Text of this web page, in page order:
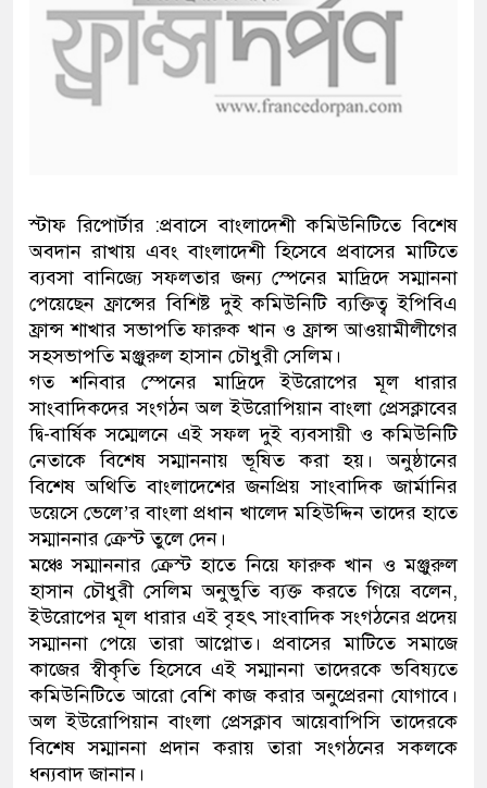
স্টাফ রিপোর্টার :প্রবাসে বাংলাদেশী কমিউনিটিতে বিশেষ
অবদান রাখায় এবং বাংলাদেশী হিসেবে প্রবাসের মাটিতে
ব্যবসা বানিজ্যে সফলতার জন্য স্পেনের মাদ্রিদে সম্মাননা
পেয়েছেন ফ্রান্সের বিশিষ্ট দুই কমিউনিটি ব্যক্তিত্ব ইপিবিএ
ফ্রান্স শাখার সভাপতি ফারুক খান ও ফ্রান্স আওয়ামীলীগের
সহসভাপতি মঞ্জুরুল হাসান চৌধুরী সেলিম।
গত শনিবার স্পেনের মাদ্রিদে ইউরোপের মূল ধারার
সাংবাদিকদের সংগঠন অল ইউরোপিয়ান বাংলা প্রেসক্লাবের
দ্বি-বার্ষিক সম্মেলনে এই সফল দুই ব্যবসায়ী ও কমিউনিটি
নেতাকে বিশেষ সম্মাননায় ভূষিত করা হয়। অনুষ্ঠানের
বিশেষ অথিতি বাংলাদেশের জনপ্রিয় সাংবাদিক জার্মানির
ডয়েসে ভেলে’র বাংলা প্রধান খালেদ মহিউদ্দিন তাদের হাতে
সম্মাননার ক্রেস্ট তুলে দেন।
মঞ্চে সম্মাননার ক্রেস্ট হাতে নিয়ে ফারুক খান ও মঞ্জুরুল
হাসান চৌধুরী সেলিম অনুভুতি ব্যক্ত করতে গিয়ে বলেন,
ইউরোপের মূল ধারার এই বৃহৎ সাংবাদিক সংগঠনের প্রদেয়
সম্মাননা পেয়ে তারা আপ্লোত। প্রবাসের মাটিতে সমাজে
কাজের স্বীকৃতি হিসেবে এই সম্মাননা তাদেরকে ভবিষ্যতে
কমিউনিটিতে আরো বেশি কাজ করার অনুপ্রেরনা যোগাবে।
অল ইউরোপিয়ান বাংলা প্রেসক্লাব আয়েবাপিসি তাদেরকে
বিশেষ সম্মাননা প্রদান করায় তারা সংগঠনের সকলকে
ধন্যবাদ জানান।